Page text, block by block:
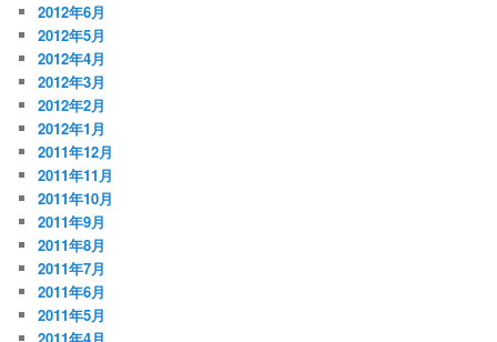
2012年6月
2012年5月
2012年4月
2012年3月
2012年2月
2012年1月
2011年12月
2011年11月
2011年10月
2011年9月
2011年8月
2011年7月
2011年6月
2011年5月